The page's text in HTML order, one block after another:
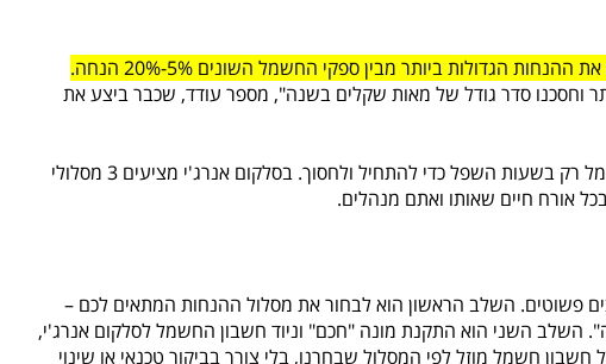
הגדולות ביותר מבין ספקי החשמל השונים 5%-20% הנחה.
וחסכנו סדר גודל של מאות שקלים בשנה", מספר עודד, שכבר ביצע את
אבל האמת היא שאין חובה להפעיל את מוצרי החשמל רק בשעות השפל כדי להתחיל ולחסוך. בסלקום אנרג'י מציעים 3 מסלולי
אורח חיים שאותו ואתם מנהלים.
לבחור את מסלול ההנחות המתאים לכם –
השלב השני הוא התקנת מונה "חכם" וניוד חשבון החשמל לסלקום אנרג'י,
חשמל מוזל לפי המסלול שבחרנו, בלי צורך בביקור טכנאי או שינוי